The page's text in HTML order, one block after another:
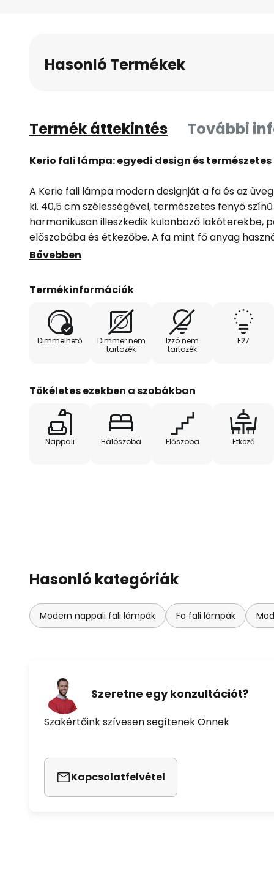
Hasonló Termékek
Termék áttekintés További
Kerio fali lámpa: egyedi design és
A Kerio fali lámpa modern designját a fa és az
ki. 40,5 cm szélességével, természetes fenyő
harmonikusan illeszkedik különböző lakóterekbe,
előszobába és étkezőbe. A fa mint fő anyag
karaktert kölcsönöz, mivel a szín és a szerkezet
dimmelhető, bár ez nem tartozék. Ez a funkció
beállítását, így a kívánt hangulat megteremtését.
minőséget és a kézműves mesterséget képviseli,
Bővebben
Termékinformációk
Dimmelhető
Dimmer nem
tartozék
Izzó nem
tartozék
E27
Tökéletes ezekben a szobákban
Nappali Hálószoba Előszoba Étkező
Hasonló kategóriák
Modern nappali fali lámpák Fa fali lámpák
Szeretne egy konzultációt?
Szakértőink szívesen segítenek Önnek
Kapcsolatfelvétel